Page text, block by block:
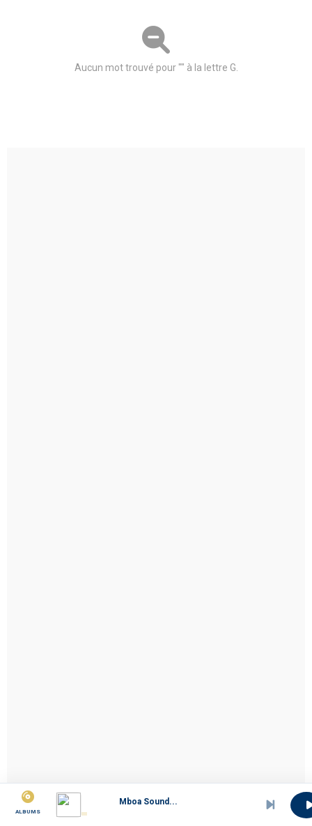
ALBUMS
Mboa Sound...
Aucun mot trouvé pour "" à la lettre G.